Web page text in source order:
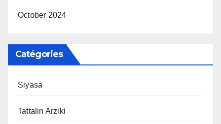
October 2024
Catégories
Siyasa
Tattalin Arziki